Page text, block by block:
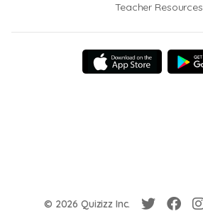
Teacher Resources
© 2026 Quizizz Inc.